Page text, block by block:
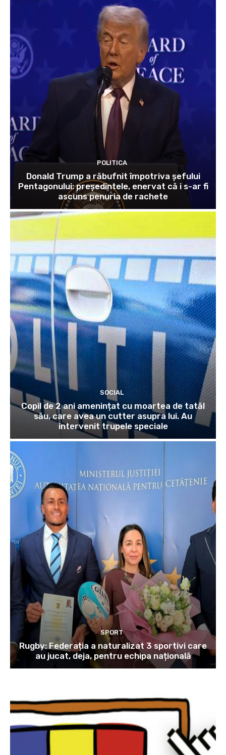
POLITICA
Donald Trump a răbufnit împotriva șefului
Pentagonului: președintele, enervat că i s-ar fi
ascuns penuria de rachete
SOCIAL
Copil de 2 ani amenințat cu moartea de tatăl
său, care avea un cutter asupra lui. Au
intervenit trupele speciale
SPORT
Rugby: Federația a naturalizat 3 sportivi care
au jucat, deja, pentru echipa națională